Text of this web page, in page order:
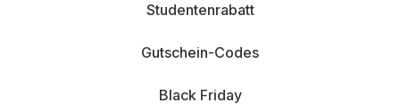
Studentenrabatt
Gutschein-Codes
Black Friday